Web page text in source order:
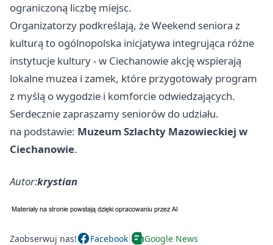
ograniczoną liczbę miejsc.
Organizatorzy podkreślają, że Weekend seniora z
kulturą to ogólnopolska inicjatywa integrująca różne
instytucje kultury - w Ciechanowie akcję wspierają
lokalne muzea i zamek, które przygotowały program
z myślą o wygodzie i komforcie odwiedzających.
Serdecznie zapraszamy seniorów do udziału.
na podstawie: Muzeum Szlachty Mazowieckiej w
Ciechanowie.
Autor:krystian
Zaobserwuj nas! Facebook Google News